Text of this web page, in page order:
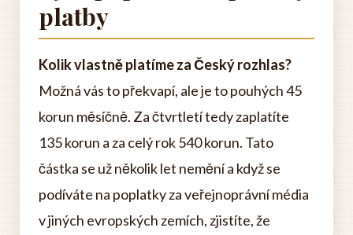
platby
Kolik vlastně platíme za Český rozhlas?
Možná vás to překvapí, ale je to pouhých 45
korun měsíčně. Za čtvrtletí tedy zaplatíte
135 korun a za celý rok 540 korun. Tato
částka se už několik let nemění a když se
podíváte na poplatky za veřejnoprávní média
v jiných evropských zemích, zjistíte, že